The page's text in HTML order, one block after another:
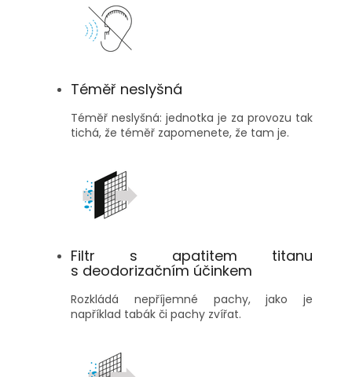
Téměř neslyšná
Téměř neslyšná: jednotka je za provozu tak
tichá, že téměř zapomenete, že tam je.
Filtr s apatitem titanu
s deodorizačním účinkem
Rozkládá nepříjemné pachy, jako je
například tabák či pachy zvířat.